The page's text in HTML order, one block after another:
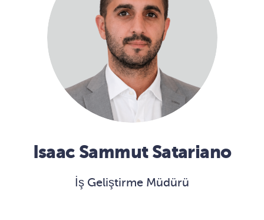
Isaac Sammut Satariano
İş Geliştirme Müdürü